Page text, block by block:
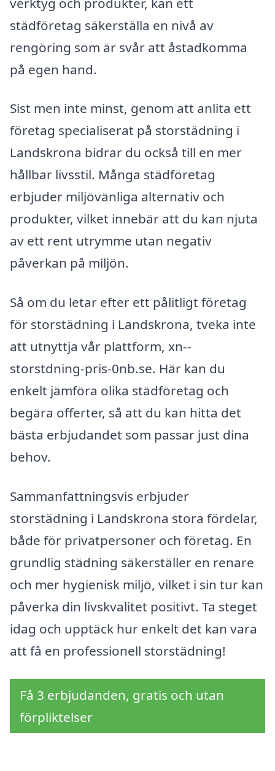
städföretag säkerställa en nivå av
rengöring som är svår att åstadkomma
på egen hand.
Sist men inte minst, genom att anlita ett
företag specialiserat på storstädning i
Landskrona bidrar du också till en mer
hållbar livsstil. Många städföretag
erbjuder miljövänliga alternativ och
produkter, vilket innebär att du kan njuta
av ett rent utrymme utan negativ
påverkan på miljön.
Så om du letar efter ett pålitligt företag
för storstädning i Landskrona, tveka inte
att utnyttja vår plattform, xn--
storstdning-pris-0nb.se. Här kan du
enkelt jämföra olika städföretag och
begära offerter, så att du kan hitta det
bästa erbjudandet som passar just dina
behov.
Sammanfattningsvis erbjuder
storstädning i Landskrona stora fördelar,
både för privatpersoner och företag. En
grundlig städning säkerställer en renare
och mer hygienisk miljö, vilket i sin tur kan
påverka din livskvalitet positivt. Ta steget
idag och upptäck hur enkelt det kan vara
att få en professionell storstädning!
Få 3 erbjudanden, gratis och utan
förpliktelser